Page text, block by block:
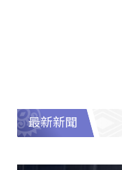
最新新聞